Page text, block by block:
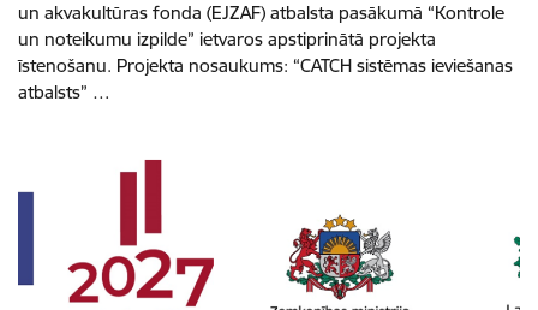
un akvakultūras fonda (EJZAF) atbalsta pasākumā “Kontrole
un noteikumu izpilde” ietvaros apstiprinātā projekta
īstenošanu. Projekta nosaukums: “CATCH sistēmas ieviešanas
atbalsts” …